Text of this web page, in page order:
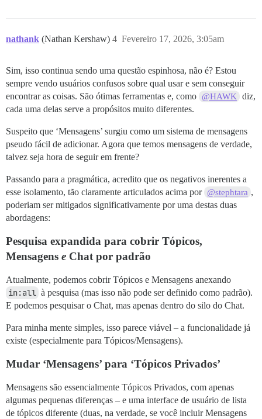
nathank (Nathan Kershaw) Fevereiro 17, 2026, 3:05am
4
Sim, isso continua sendo uma questão espinhosa, não é? Estou
sempre vendo usuários confusos sobre qual usar e sem conseguir
encontrar as coisas. São ótimas ferramentas e, como @HAWK
diz,
cada uma delas serve a propósitos muito diferentes.
Suspeito que ‘Mensagens’ surgiu como um sistema de mensagens
pseudo fácil de adicionar. Agora que temos mensagens de verdade,
talvez seja hora de seguir em frente?
Passando para a pragmática, acredito que os negativos inerentes a
esse isolamento, tão claramente articulados acima por @stephtara ,
poderiam ser mitigados significativamente por uma destas duas
abordagens:
Pesquisa expandida para cobrir Tópicos,
Mensagens e Chat por padrão
Atualmente, podemos cobrir Tópicos e Mensagens anexando
in:all à pesquisa (mas isso não pode ser definido como padrão).
E podemos pesquisar o Chat, mas apenas dentro do silo do Chat.
Para minha mente simples, isso parece viável – a funcionalidade já
existe (especialmente para Tópicos/Mensagens).
Mudar ‘Mensagens’ para ‘Tópicos Privados’
Mensagens são essencialmente Tópicos Privados, com apenas
algumas pequenas diferenças – e uma interface de usuário de lista
de tópicos diferente (duas, na verdade, se você incluir Mensagens